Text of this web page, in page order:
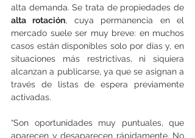
alta demanda. Se trata de propiedades de
alta rotación, cuya permanencia en el
mercado suele ser muy breve: en muchos
casos están disponibles solo por días y, en
situaciones más restrictivas, ni siquiera
alcanzan a publicarse, ya que se asignan a
través de listas de espera previamente
activadas.
“Son oportunidades muy puntuales, que
aparecen y desaparecen rápidamente. No